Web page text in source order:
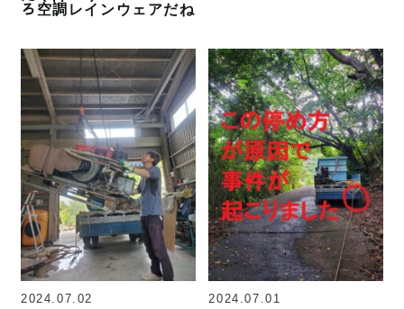
ろ空調レインウェアだね
2024.07.02 2024.07.01